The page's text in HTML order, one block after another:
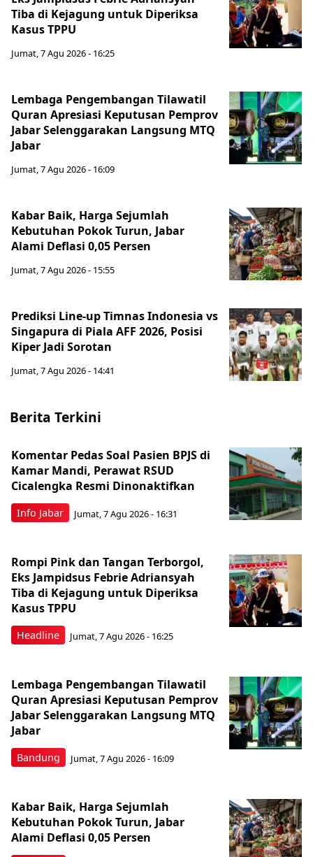
Tiba di Kejagung untuk Diperiksa
Kasus TPPU
Jumat, 7 Agu 2026 - 16:25
Lembaga Pengembangan Tilawatil
Quran Apresiasi Keputusan Pemprov
Jabar Selenggarakan Langsung MTQ
Jabar
Jumat, 7 Agu 2026 - 16:09
Kabar Baik, Harga Sejumlah
Kebutuhan Pokok Turun, Jabar
Alami Deflasi 0,05 Persen
Jumat, 7 Agu 2026 - 15:55
Prediksi Line-up Timnas Indonesia vs
Singapura di Piala AFF 2026, Posisi
Kiper Jadi Sorotan
Jumat, 7 Agu 2026 - 14:41
Berita Terkini
Info Jabar
Komentar Pedas Soal Pasien BPJS di
Kamar Mandi, Perawat RSUD
Cicalengka Resmi Dinonaktifkan
Jumat, 7 Agu 2026 - 16:31
Headline
Rompi Pink dan Tangan Terborgol,
Eks Jampidsus Febrie Adriansyah
Tiba di Kejagung untuk Diperiksa
Kasus TPPU
Jumat, 7 Agu 2026 - 16:25
Bandung
Lembaga Pengembangan Tilawatil
Quran Apresiasi Keputusan Pemprov
Jabar Selenggarakan Langsung MTQ
Jabar
Jumat, 7 Agu 2026 - 16:09
Kabar Baik, Harga Sejumlah
Kebutuhan Pokok Turun, Jabar
Alami Deflasi 0,05 Persen